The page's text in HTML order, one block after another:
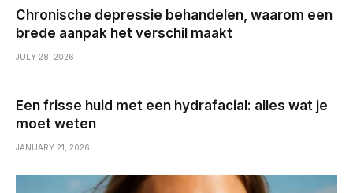
Chronische depressie behandelen, waarom een
brede aanpak het verschil maakt
JULY 28, 2026
Een frisse huid met een hydrafacial: alles wat je
moet weten
JANUARY 21, 2026